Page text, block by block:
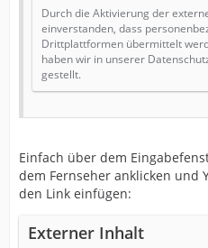
Durch die Aktivierung der
einverstanden, dass
Drittplattformen übermittelt
haben wir in unserer
gestellt.
Einfach über dem
dem Fernseher anklicken und
den Link einfügen:
Externer Inhalt